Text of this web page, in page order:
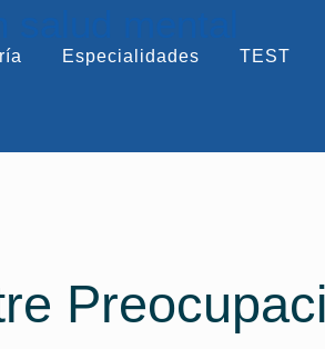
mental
Especialidades TEST